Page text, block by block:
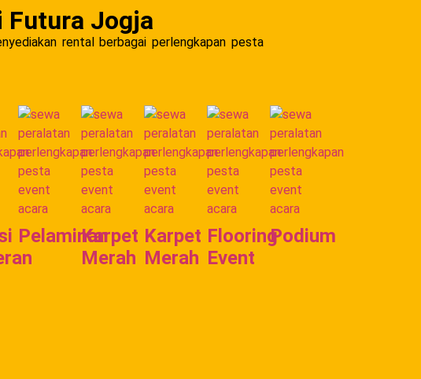
Futura Jogja
rental berbagai perlengkapan pesta
PelaminanKarpet
Merah
Karpet
Merah
Flooring
Event
Podium